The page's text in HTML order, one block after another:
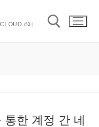
#에
통한 계정 간 네